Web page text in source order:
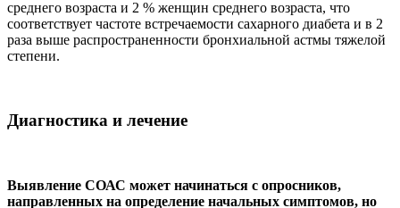
среднего возраста и 2 % женщин среднего возраста, что
соответствует частоте встречаемости сахарного диабета и в 2
раза выше распространенности бронхиальной астмы тяжелой
степени.
Диагностика и лечение
Выявление СОАС может начинаться с опросников,
направленных на определение начальных симптомов, но